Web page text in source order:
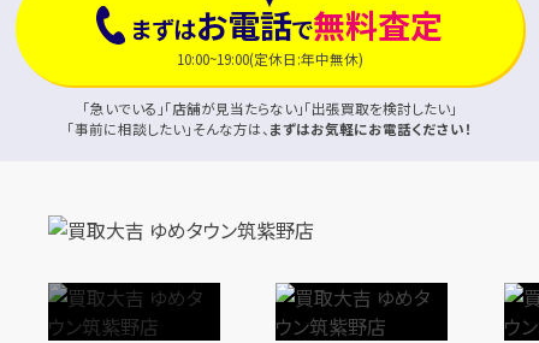
まずはお電話で無料査定
10:00~19:00(定休日:年中無休)
「急いでいる」「店舗が見当たらない」「出張買取を検討したい」
「事前に相談したい」そんな方は、まずはお気軽にお電話ください！